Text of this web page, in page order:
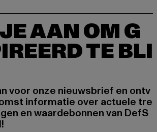
AAN OM G
TE BLI
voor onze nieuwsbrief en ontv
informatie over actuele tre
en waardebonnen van DefS